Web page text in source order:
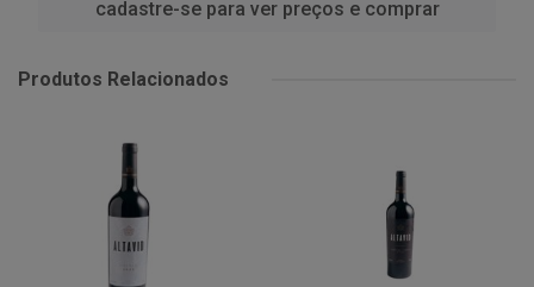
cadastre-se para ver preços e comprar
Produtos Relacionados